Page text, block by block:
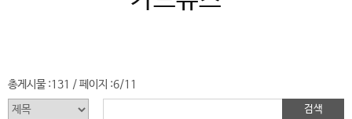
총게시물 :131 /페이지 :6/11